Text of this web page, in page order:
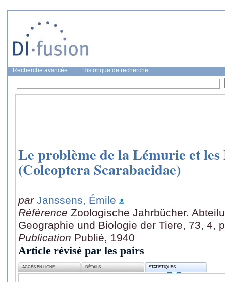
Recherche avancée Historique de recherche
Le problème de la Lémurie et les
(Coleoptera Scarabaeidae)
par Janssens, Émile
Référence Zoologische Jahrbücher.
Geographie und Biologie der Tiere, 73, 4,
Publication Publié, 1940
Article révisé par les pairs
ACCÈS EN LIGNE DÉTAILS STATISTIQUES